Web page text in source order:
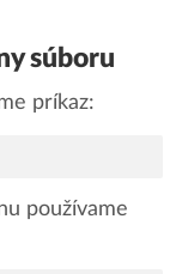
súboru
príkaz:
používame